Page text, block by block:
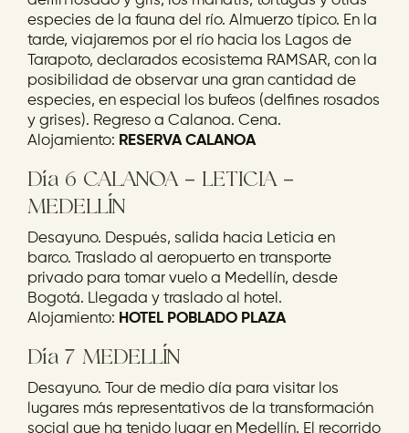
especies de la fauna del río. Almuerzo típico. En la
tarde, viajaremos por el río hacia los Lagos de
Tarapoto, declarados ecosistema RAMSAR, con la
posibilidad de observar una gran cantidad de
especies, en especial los bufeos (delfines rosados
y grises). Regreso a Calanoa. Cena.
Alojamiento: RESERVA CALANOA
Día 6 CALANOA – LETICIA –
MEDELLÍN
Desayuno. Después, salida hacia Leticia en
barco. Traslado al aeropuerto en transporte
privado para tomar vuelo a Medellín, desde
Bogotá. Llegada y traslado al hotel.
Alojamiento: HOTEL POBLADO PLAZA
Día 7 MEDELLÍN
Desayuno. Tour de medio día para visitar los
lugares más representativos de la transformación
social que ha tenido lugar en Medellín. El recorrido